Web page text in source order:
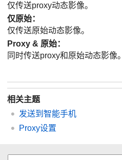
仅传送proxy动态影像。
仅原始：
仅传送原始动态影像。
Proxy & 原始：
同时传送proxy和原始动态影像。
相关主题
发送到智能手机
Proxy设置